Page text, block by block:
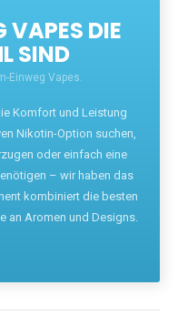
VAPES DIE
SIND
Einweg Vapes.
Komfort und Leistung
Nikotin-Option suchen,
oder einfach eine
– wir haben das
kombiniert die besten
an Aromen und Designs.